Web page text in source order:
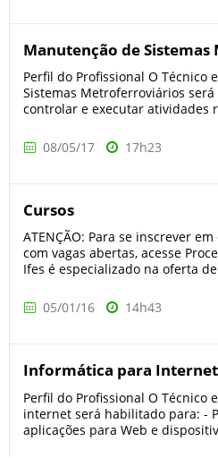
Manutenção de
Perfil do Profissional O Técnico
Sistemas Metroferroviários
controlar e executar atividades
08/05/17 17h23
Cursos
ATENÇÃO: Para se inscrever
com vagas abertas, acesse
Ifes é especializado na oferta
05/01/16 14h43
Informática para Internet
Perfil do Profissional O Técnico
internet será habilitado para: -
aplicações para Web e